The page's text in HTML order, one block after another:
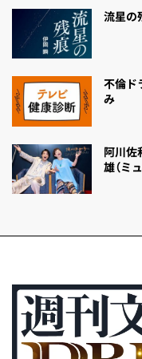
流星の
不倫ド
み
阿川佐
雄（ミ